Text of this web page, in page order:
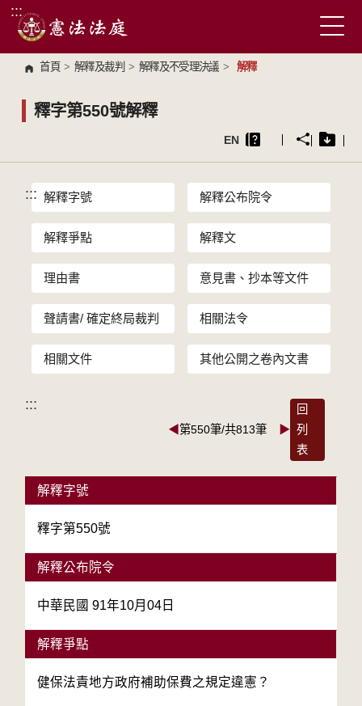
跳到主要內容區塊
:::
首頁 > 解釋及裁判 > 解釋及不受理決議 > 解釋
釋字第550號解釋
EN
::: 解釋字號 解釋公布院令
解釋爭點 解釋文
理由書 意見書、抄本等文件
聲請書/ 確定終局裁判 相關法令
相關文件 其他公開之卷內文書
:::
◀第550筆/共813筆 ▶
回
列
表
解釋字號
釋字第550號
解釋公布院令
中華民國 91年10月04日
解釋爭點
健保法責地方政府補助保費之規定違憲？